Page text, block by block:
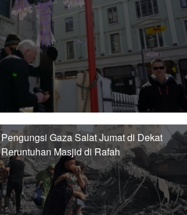
Pengungsi Gaza Salat Jumat di Dekat
Reruntuhan Masjid di Rafah